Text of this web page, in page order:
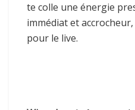
te colle une énergie
immédiat et
pour le live.